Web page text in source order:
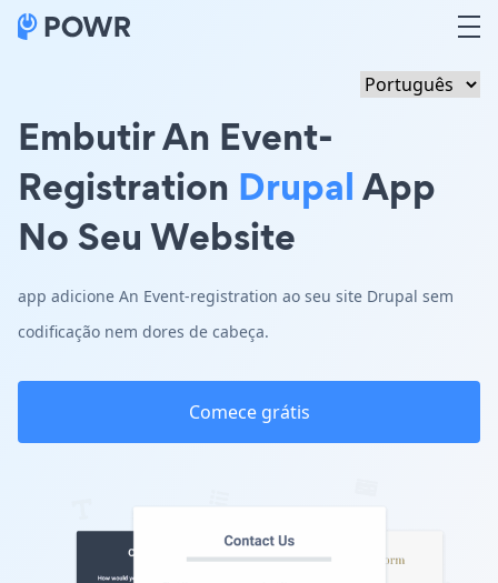
Embutir An Event-
Registration DrupalApp
No Seu Website
app adicione An Event-registration ao seu site Drupal sem
codificação nem dores de cabeça.
Comece grátis